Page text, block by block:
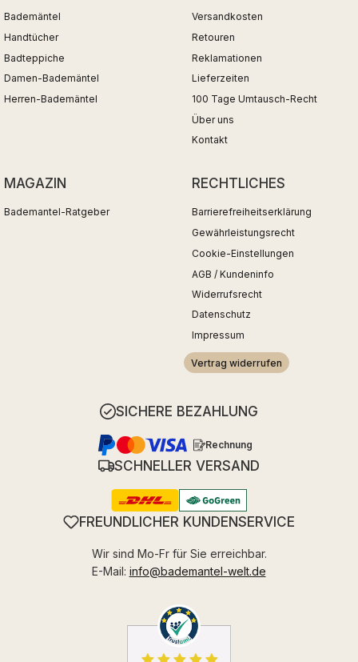
Bademäntel
Handtücher
Badteppiche
Damen-Bademäntel
Herren-Bademäntel
Versandkosten
Retouren
Reklamationen
Lieferzeiten
100 Tage Umtausch-Recht
Über uns
Kontakt
MAGAZIN
Bademantel-Ratgeber
RECHTLICHES
Barrierefreiheitserklärung
Gewährleistungsrecht
Cookie-Einstellungen
AGB / Kundeninfo
Widerrufsrecht
Datenschutz
Impressum
Vertrag widerrufen
SICHERE BEZAHLUNG
Rechnung
SCHNELLER VERSAND
FREUNDLICHER KUNDENSERVICE
Wir sind Mo-Fr für Sie erreichbar.
E-Mail: info@bademantel-welt.de